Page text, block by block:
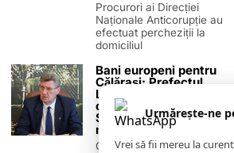
TERMENI ȘI CONDIȚII
POLITICA
PUBLICITATE ONLINE & TIPĂRITĂ
ZIARUL ANUNȚUL
Urmărește-ne
Vrei să fii mereu la
Procurori ai Direcției
Naționale Anticorupție au
efectuat percheziții la
domiciliul
Bani europeni pentru
Călărași: Prefectul
Laurențiu State anunță
colaborarea cu ADR
Sud-Muntenia pentru
noi finanțări
Călărașul se pregătește